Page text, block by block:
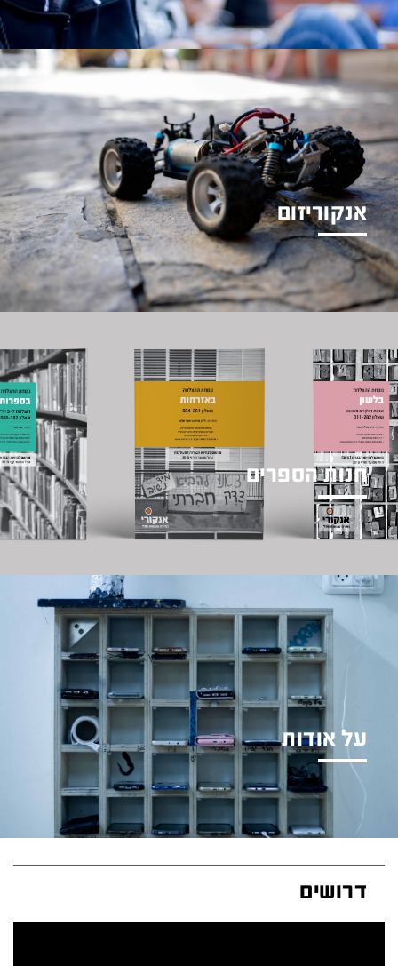
אנקוריזום
גראז' ללמידה מחוברת
חנות הספרים
הספרים שלנו למכירה - מתעדכנים
OnGoing
על אודות
עלינו, היסטוריה, ערכים, תפיסות..
דרושים